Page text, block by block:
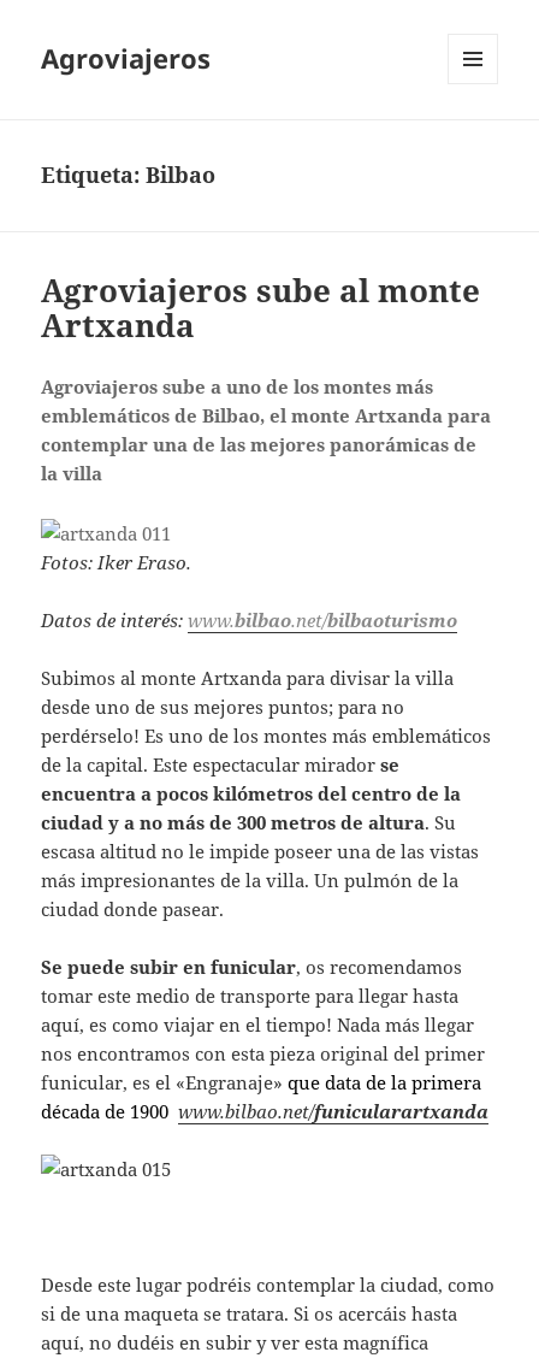
Agroviajeros
Etiqueta:Bilbao
Agroviajeros sube al monte
Artxanda
Agroviajeros sube a uno de los montes más
emblemáticos de Bilbao, el monte Artxanda para
contemplar una de las mejores panorámicas de
la villa
Fotos: Iker Eraso.
Datos de interés:www.bilbao.net/bilbaoturismo
Subimos al monte Artxanda para divisar la villa
desde uno de sus mejores puntos; para no
perdérselo! Es uno de los montes más emblemáticos
de la capital. Este espectacular mirador se
encuentra a pocos kilómetros del centro de la
ciudad y a no más de 300 metros de altura. Su
escasa altitud no le impide poseer una de las vistas
más impresionantes de la villa. Un pulmón de la
ciudad donde pasear.
Se puede subir en funicular, os recomendamos
tomar este medio de transporte para llegar hasta
aquí, es como viajar en el tiempo! Nada más llegar
nos encontramos con esta pieza original del primer
funicular, es el «Engranaje» quedata de la primera
década de 1900www.bilbao.net/funicularartxanda
Desde este lugar podréis contemplar la ciudad, como
si de una maqueta se tratara. Si os acercáis hasta
aquí, no dudéis en subir y ver esta magnífica